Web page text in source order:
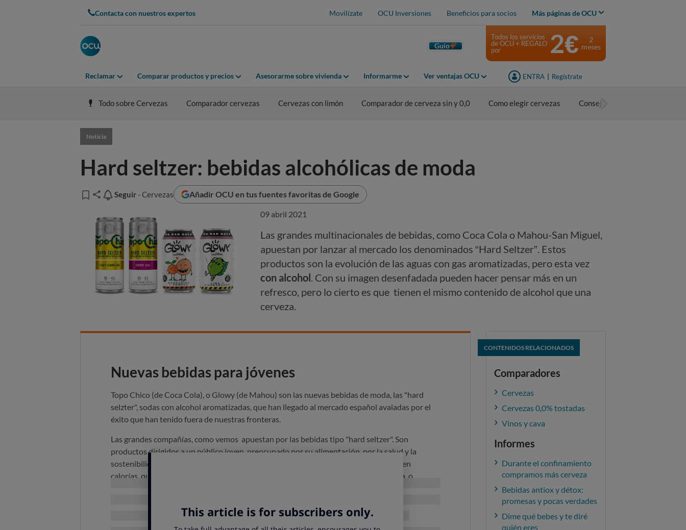
Contacta con nuestros expertos Movilízate OCU Inversiones Beneficios para socios Más páginas de OCU
Guio
Reclamar Comparar productos y precios Asesorarme sobre vivienda Informarme Ver ventajas OCU ENTRA Regístrate
Todos los servicios
de OCU + REGALO
por
2€
2
meses
Todo sobre Cervezas Comparador cervezas Cervezas con limón Comparador de cerveza sin y 0,0 Como elegir cervezas Consejos de consumo
Noticia
Hard seltzer: bebidas alcohólicas de moda
Seguir
Seguir - Cervezas Añadir OCU en tus fuentes favoritas de Google
09 abril 2021
Las grandes multinacionales de bebidas, como Coca Cola o Mahou-San Miguel,
apuestan por lanzar al mercado los denominados “Hard Seltzer”. Estos
productos son la evolución de las aguas con gas aromatizadas, pero esta vez
con alcohol. Con su imagen desenfadada pueden hacer pensar más en un
refresco, pero lo cierto es que tienen el mismo contenido de alcohol que una
cerveza.
Nuevas bebidas para jóvenes
Topo Chico (de Coca Cola), o Glowy (de Mahou) son las nuevas bebidas de moda, las "hard
selzter", sodas con alcohol aromatizadas, que han llegado al mercado español avaladas por el
éxito que han tenido fuera de nuestras fronteras.
Las grandes compañías, como vemos apuestan por las bebidas tipo "hard seltzer". Son
productos dirigidos a un público joven, preocupado por su alimentación, por la salud y la
sostenibilidad. Por eso hacen hincapié en su publicidad en que son productos bajos en
calorías, que recurren a
, como el azúcar integral de caña, o
Las hard seltzer tienen tanto alcohol como una
CONTENIDOS RELACIONADOS
Comparadores
Cervezas
Cervezas 0,0% tostadas
Vinos y cava
Informes
Durante el confinamiento
compramos más cerveza
Bebidas antiox y détox:
promesas y pocas verdades
Dime qué bebes y te diré
quién eres